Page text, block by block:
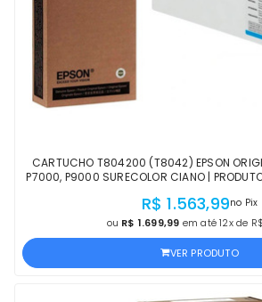
CARTUCHO T804200 (T8042) EPSON
P7000, P9000 SURECOLOR CIANO |
R$ 1.563,99no Pix
ou R$ 1.699,99 em até 12x de R$
VER PRODUTO